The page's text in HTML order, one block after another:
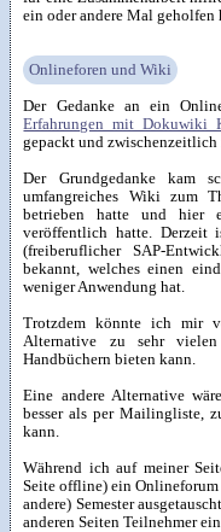
ein oder andere Mal geholfen
Onlineforen und Wiki
Der Gedanke an ein
Erfahrungen mit Dokuwiki
gepackt und
Der Grundgedanke kam
umfangreiches Wiki zum
betrieben hatte und hier
veröffentlich hatte.
(freiberuflicher SAP-
bekannt, welches einen
weniger Anwendung hat.
Trotzdem könnte ich mir
Alternative zu sehr vielen
Handbüchern bieten kann.
Eine andere Alternative
besser als per Mailingliste,
kann.
Während ich auf meiner
Seite offline) ein Onlineforum
andere) Semester
anderen Seiten Teilnehmer